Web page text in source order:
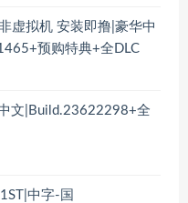
虚拟机 安装即撸|豪华中
预购特典+全DLC
文|Build.23622298+全
中字-国